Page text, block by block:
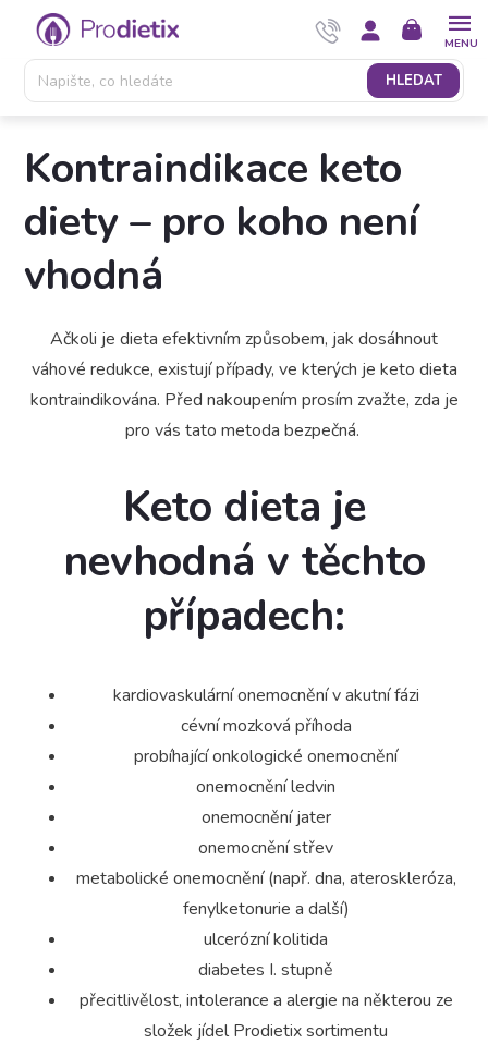
Přejít
obsah
HLEDAT
NÁKUPNÍ
KOŠÍK
Kontraindikace keto
diety – pro koho není
vhodná
Ačkoli je dieta efektivním způsobem, jak dosáhnout
váhové redukce, existují případy, ve kterých je keto dieta
kontraindikována. Před nakoupením prosím zvažte, zda je
pro vás tato metoda bezpečná.
Keto dieta je
nevhodná v těchto
případech:
kardiovaskulární onemocnění v akutní fázi
cévní mozková příhoda
probíhající onkologické onemocnění
onemocnění ledvin
onemocnění jater
onemocnění střev
metabolické onemocnění (např. dna, ateroskleróza,
fenylketonurie a další)
ulcerózní kolitida
diabetes I. stupně
přecitlivělost, intolerance a alergie na některou ze
složek jídel Prodietix sortimentu